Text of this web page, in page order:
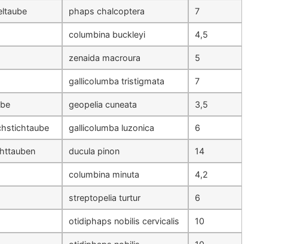
phaps chalcoptera 7
columbina buckleyi 4,5
zenaida macroura 5
gallicolumba tristigmata 7
geopelia cuneata 3,5
gallicolumba luzonica 6
ducula pinon 14
columbina minuta 4,2
streptopelia turtur 6
otidiphaps nobilis cervicalis 10